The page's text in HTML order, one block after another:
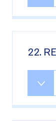
22.